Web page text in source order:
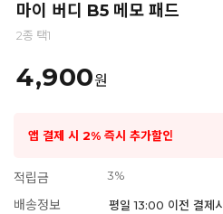
마이 버디 B5 메모 패드
2종 택1
4,900원
앱 결제 시 2% 즉시 추가할인
적립금 3%
배송정보 평일 13:00 이전 결제시